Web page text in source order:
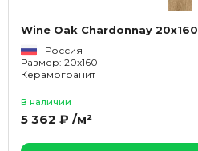
Wine Oak Chardonnay 20x160
Россия
Размер: 20x160
Керамогранит
В наличии
5 362 ₽ /м²